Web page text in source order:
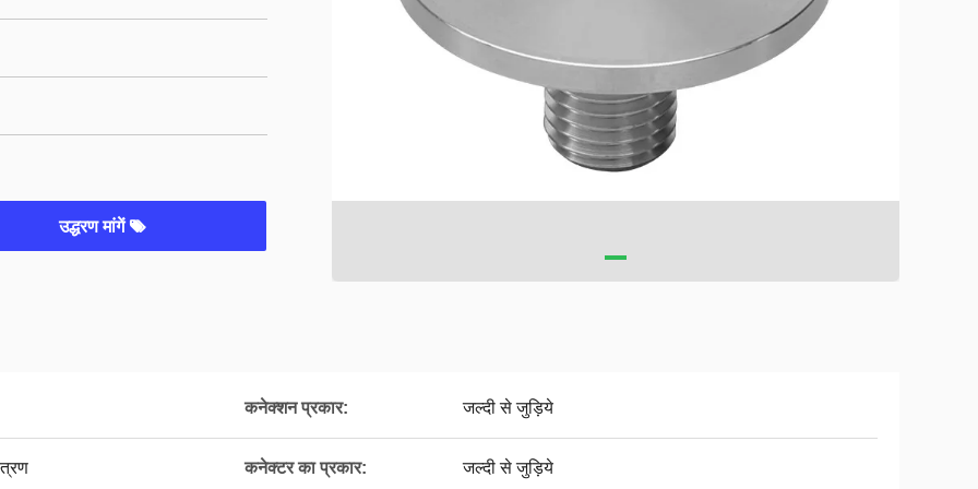
उद्धरण मांगें
कनेक्शन प्रकार: जल्दी से जुड़िये
कनेक्टर का प्रकार: जल्दी से जुड़िये